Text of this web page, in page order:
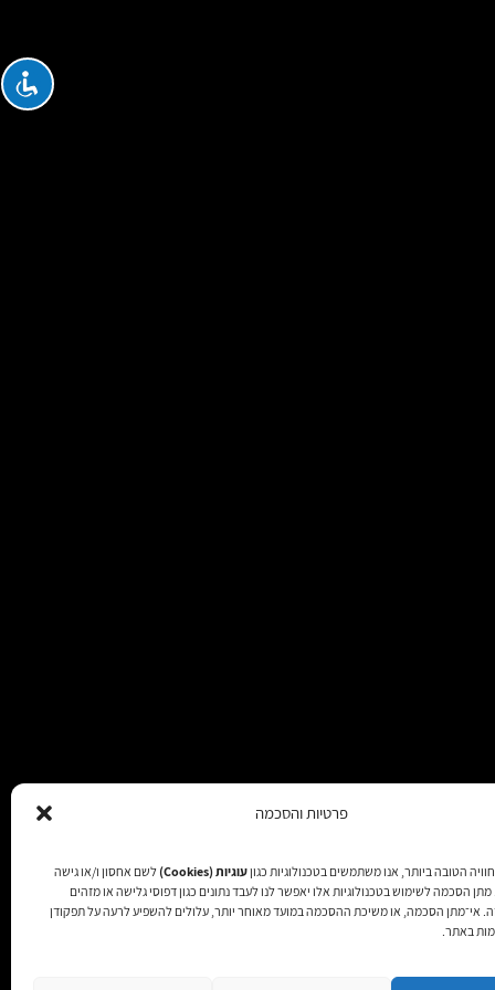
פרטיות והסכמה
הטובה ביותר, אנו משתמשים בטכנולוגיות כגוןעוגיות (Cookies)
לשם אחסון ו/או גישה
הסכמה לשימוש בטכנולוגיות אלו יאפשר לנו לעבד נתונים כגון דפוסי גלישה או מזהים
זה. אי־מתן הסכמה, או משיכת ההסכמה במועד מאוחר יותר, עלולים להשפיע לרעה על תפקודן
באתר.
שמורות 2025